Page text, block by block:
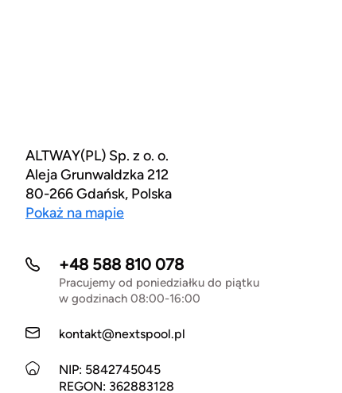
ALTWAY(PL) Sp. z o. o.
Aleja Grunwaldzka 212
80-266 Gdańsk, Polska
Pokaż na mapie
+48 588 810 078
Pracujemy od poniedziałku do piątku
w godzinach 08:00-16:00
kontakt@nextspool.pl
NIP: 5842745045
REGON: 362883128